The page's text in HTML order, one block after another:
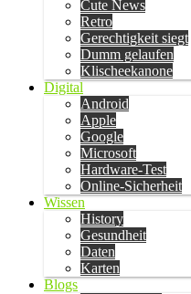
Cute News
Retro
Gerechtigkeit siegt
Dumm gelaufen
Klischeekanone
Digital
Android
Apple
Google
Microsoft
Hardware-Test
Online-Sicherheit
Wissen
History
Gesundheit
Daten
Karten
Blogs